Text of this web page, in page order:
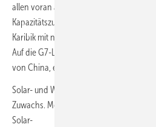
allen voran auf China, das fast 64
Kapazitätszuwachses beisteuerte,
Karibik mit nur leicht über 3 Prozent den
Auf die G7-Länder, die wirtschaftlich
von China, entfielen 14,3 der neu
Solar- und Windenergie verzeichnen
Zuwachs. Mehr als drei Viertel des
Solar-